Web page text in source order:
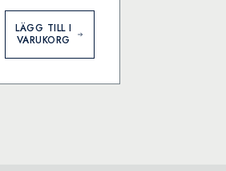
LÄGG TILL I
VARUKORG